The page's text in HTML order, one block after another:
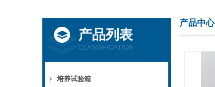
产品列表
CLASSIFICATION
培养试验箱
产品中心